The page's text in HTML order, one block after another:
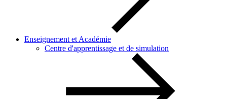
Enseignement et Académie
Centre d'apprentissage et de simulation